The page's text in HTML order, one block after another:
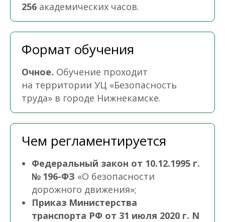
256 академических часов.
Формат обучения
Очное. Обучение проходит
на территории УЦ «Безопасность
труда» в городе Нижнекамске.
Чем регламентируется
Федеральный закон от 10.12.1995 г.
№ 196-ФЗ «О безопасности
дорожного движения»;
Приказ Министерства
транспорта РФ от 31 июля 2020 г. N